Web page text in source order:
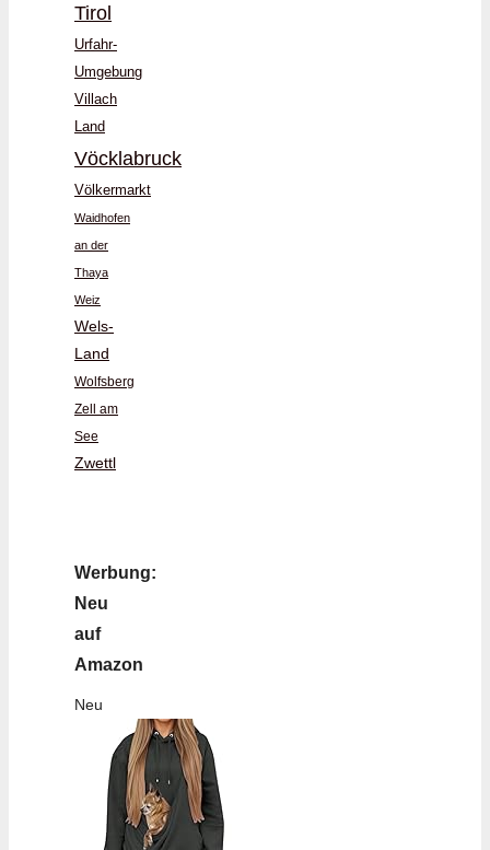
Tirol
Urfahr-
Umgebung
Villach
Land
Vöcklabruck
Völkermarkt
Waidhofen
an der
Thaya
Weiz
Wels-
Land
Wolfsberg
Zell am
See
Zwettl
Werbung:
Neu
auf
Amazon
Neu